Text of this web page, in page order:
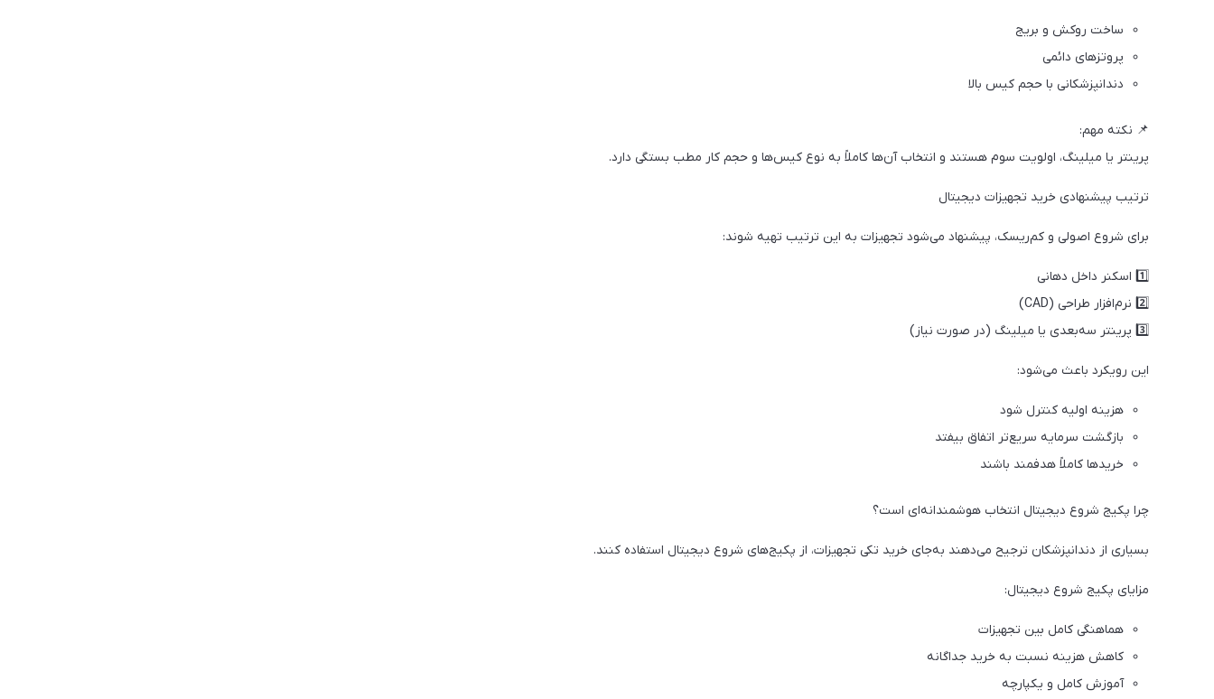
ساخت روکش و بریج
پروتزهای دائمی
دندانپزشکانی با حجم کیس بالا
📌 نکته مهم:
پرینتر یا میلینگ، اولویت سوم هستند و انتخاب آن‌ها کاملاً به نوع کیس‌ها و حجم کار مطب بستگی دارد.
ترتیب پیشنهادی خرید تجهیزات دیجیتال
برای شروع اصولی و کم‌ریسک، پیشنهاد می‌شود تجهیزات به این ترتیب تهیه شوند:
1️⃣ اسکنر داخل دهانی
2️⃣ نرم‌افزار طراحی (CAD)
3️⃣ پرینتر سه‌بعدی یا میلینگ (در صورت نیاز)
این رویکرد باعث می‌شود:
هزینه اولیه کنترل شود
بازگشت سرمایه سریع‌تر اتفاق بیفتد
خریدها کاملاً هدفمند باشند
چرا پکیج شروع دیجیتال انتخاب هوشمندانه‌ای است؟
بسیاری از دندانپزشکان ترجیح می‌دهند به‌جای خرید تکی تجهیزات، از پکیج‌های شروع دیجیتال استفاده کنند.
مزایای پکیج شروع دیجیتال:
هماهنگی کامل بین تجهیزات
کاهش هزینه نسبت به خرید جداگانه
آموزش کامل و یکپارچه